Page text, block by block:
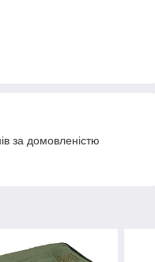
за домовленістю